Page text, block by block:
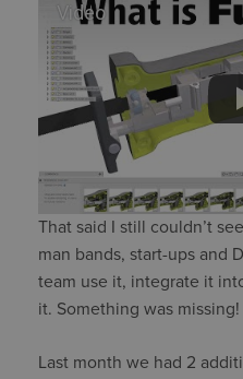
Video
That said I still couldn’t
man bands, start-ups and
team use it, integrate it
it. Something was missing!
Last month we had 2